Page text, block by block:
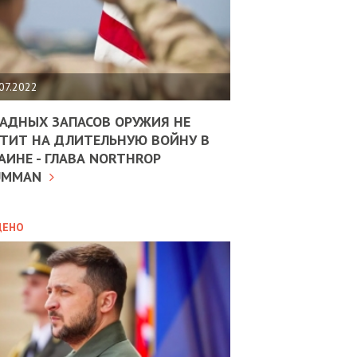
ЗАПАСОВ ОРУЖИЯ НЕ
НА ДЛИТЕЛЬНУЮ ВОЙНУ В
- ГЛАВА NORTHROP
10.02.2025